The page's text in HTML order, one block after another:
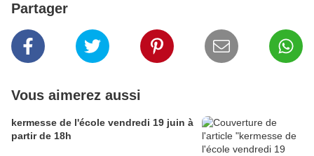
Partager
Vous aimerez aussi
kermesse de l'école vendredi 19 juin à
partir de 18h